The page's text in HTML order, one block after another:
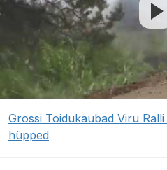
Grossi Toidukaubad Viru
hüpped